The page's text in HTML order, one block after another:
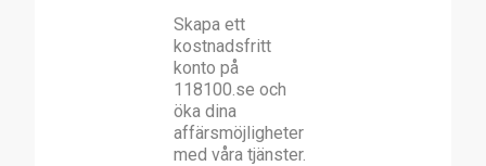
Skapa ett
kostnadsfritt
konto på
118100.se och
öka dina
affärsmöjligheter
med våra tjänster.